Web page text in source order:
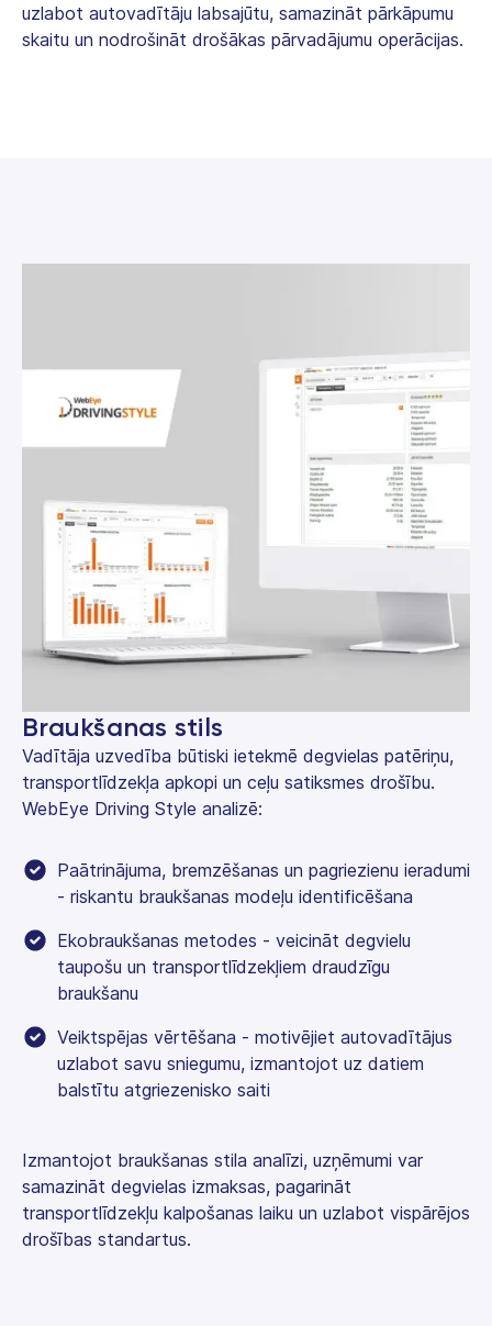
uzlabot autovadītāju labsajūtu, samazināt pārkāpumu
skaitu un nodrošināt drošākas pārvadājumu operācijas.
Braukšanas stils
Vadītāja uzvedība būtiski ietekmē degvielas patēriņu,
transportlīdzekļa apkopi un ceļu satiksmes drošību.
WebEye Driving Style analizē:
Paātrinājuma, bremzēšanas un pagriezienu ieradumi
- riskantu braukšanas modeļu identificēšana
Ekobraukšanas metodes - veicināt degvielu
taupošu un transportlīdzekļiem draudzīgu
braukšanu
Veiktspējas vērtēšana - motivējiet autovadītājus
uzlabot savu sniegumu, izmantojot uz datiem
balstītu atgriezenisko saiti
Izmantojot braukšanas stila analīzi, uzņēmumi var
samazināt degvielas izmaksas, pagarināt
transportlīdzekļu kalpošanas laiku un uzlabot vispārējos
drošības standartus.